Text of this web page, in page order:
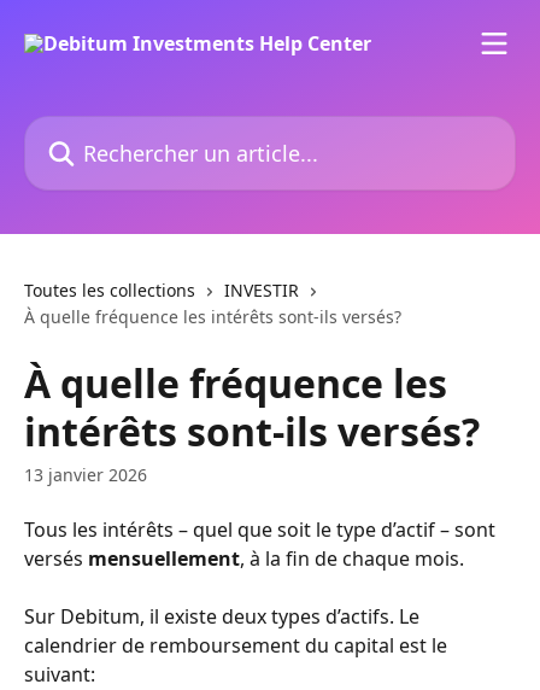
Rechercher un article...
Toutes les collections
INVESTIR
À quelle fréquence les intérêts sont-ils versés?
À quelle fréquence les
intérêts sont-ils versés?
13 janvier 2026
Tous les intérêts – quel que soit le type d’actif – sont
versés mensuellement, à la fin de chaque mois.
Sur Debitum, il existe deux types d’actifs. Le
calendrier de remboursement du capital est le
suivant: